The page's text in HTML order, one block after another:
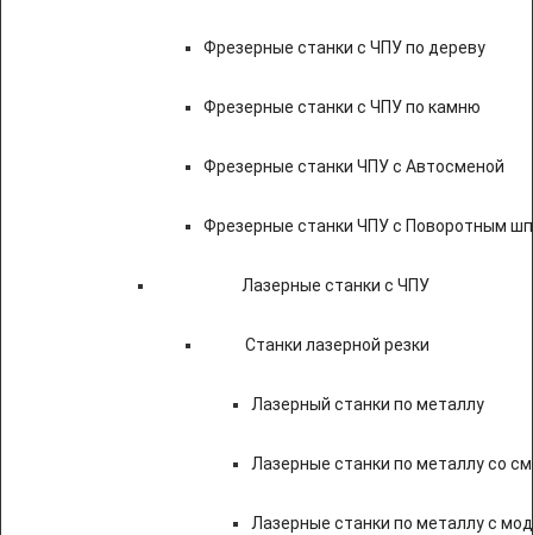
Фрезерные станки с ЧПУ по дереву
Фрезерные станки с ЧПУ по камню
Фрезерные станки ЧПУ с Автосменой
Фрезерные станки ЧПУ с Поворотным
Лазерные станки с ЧПУ
Станки лазерной резки
Лазерный станки по металлу
Лазерные станки по металлу со
Лазерные станки по металлу с